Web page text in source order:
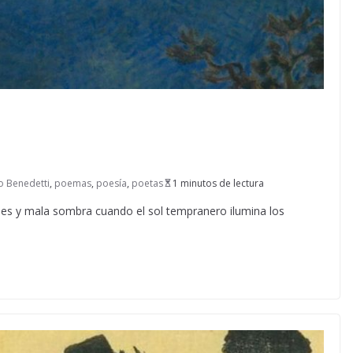
Benedetti, poemas, poesía, poetas 1 minutos de lectura
y mala sombra cuando el sol tempranero ilumina los